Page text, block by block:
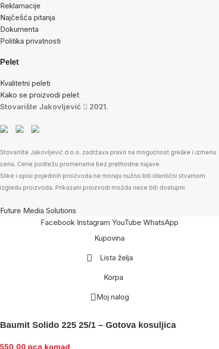
Reklamacije
Najčešća pitanja
Dokumenta
Politika privatnosti
Pelet
Kvalitetni peleti
Kako se proizvodi pelet
Stovarište Jakovljević
2021.
Stovarište Jakovljević d.o.o. zadržava pravo na mogućnost greške i izmenu
cena. Cene podležu promenama bez prethodne najave.
Slike i opisi pojedinih proizvoda ne moraju nužno biti identični stvarnom
izgledu proizvoda. Prikazani proizvodi možda neće biti dostupni.
Future Media Solutions
Facebook Instagram YouTube WhatsApp
Kupovina
Lista želja
Korpa
Moj nalog
Baumit Solido 225 25/1 – Gotova kosuljica
550,00 рсд komad